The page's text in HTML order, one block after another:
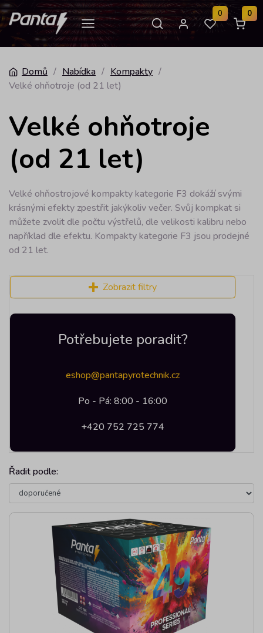
0 0
Domů / Nabídka / Kompakty /
Velké ohňotroje (od 21 let)
Velké ohňotroje
(od 21 let)
Velké ohňostrojové kompakty kategorie F3 dokáží svými
krásnými efekty zpestřit jakýkoliv večer. Svůj kompkat si
můžete zvolit dle počtu výstřelů, dle velikosti kalibru nebo
například dle efektu. Kompakty kategorie F3 jsou prodejné
od 21 let.
Řadit podle:
Zobrazit filtry
Potřebujete poradit?
eshop@pantapyrotechnik.cz
Po - Pá: 8:00 - 16:00
+420 752 725 774